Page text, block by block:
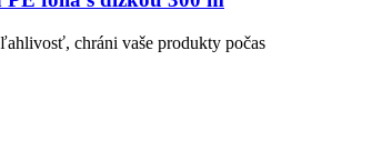
chráni vaše produkty počas